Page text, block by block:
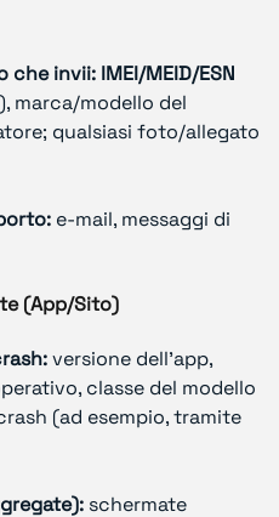
che invii: IMEI/MEID/ESN
marca/modello del
qualsiasi foto/allegato
e-mail, messaggi di
(App/Sito)
versione dell’app,
classe del modello
(ad esempio, tramite
schermate